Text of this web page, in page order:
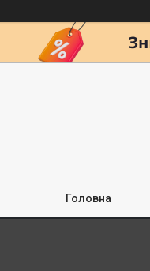
Головна